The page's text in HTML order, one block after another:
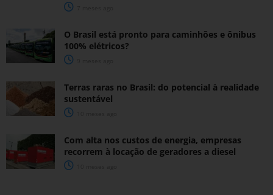
O Brasil está pronto para caminhões e ônibus
100% elétricos?
Terras raras no Brasil: do potencial à realidade
sustentável
Com alta nos custos de energia, empresas
recorrem à locação de geradores a diesel